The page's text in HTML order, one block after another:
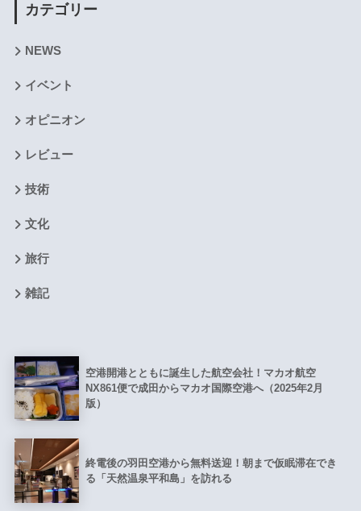
カテゴリー
NEWS
イベント
オピニオン
レビュー
技術
文化
旅行
雑記
空港開港とともに誕生した航空会社！マカオ航空
NX861便で成田からマカオ国際空港へ（2025年2月
版）
終電後の羽田空港から無料送迎！朝まで仮眠滞在でき
る「天然温泉平和島」を訪れる